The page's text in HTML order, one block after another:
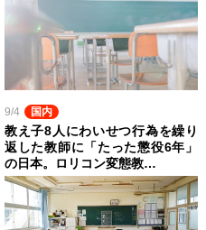
9/4 国内
教え子8人にわいせつ行為を繰り
返した教師に「たった懲役6年」
の日本。ロリコン変態教…